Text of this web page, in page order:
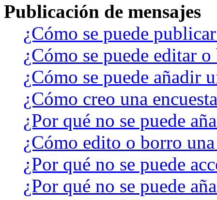
Publicación de mensajes
¿Cómo se puede
¿Cómo se puede editar
¿Cómo se puede añadir
¿Cómo creo una
¿Por qué no se puede
¿Cómo edito o borro una
¿Por qué no se puede
¿Por qué no se puede